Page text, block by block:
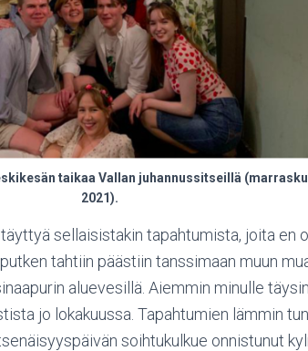
taikaa Vallan juhannussitseillä
2021).
sellaisistakin tapahtumista, joita en
tahtiin päästiin tanssimaan muun
aluevesillä. Aiemmin minulle
jo lokakuussa. Tapahtumien lämmin
soihtukulkue onnistunut